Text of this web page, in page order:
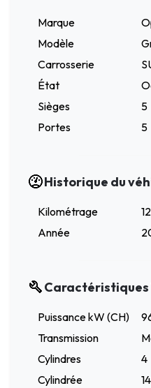
Marque
Modèle
Carrosserie
État
Sièges
5
Portes
5
Historique du
Kilométrage
Année
Caractéristiques
Puissance kW (CH)
Transmission
Cylindres
4
Cylindrée